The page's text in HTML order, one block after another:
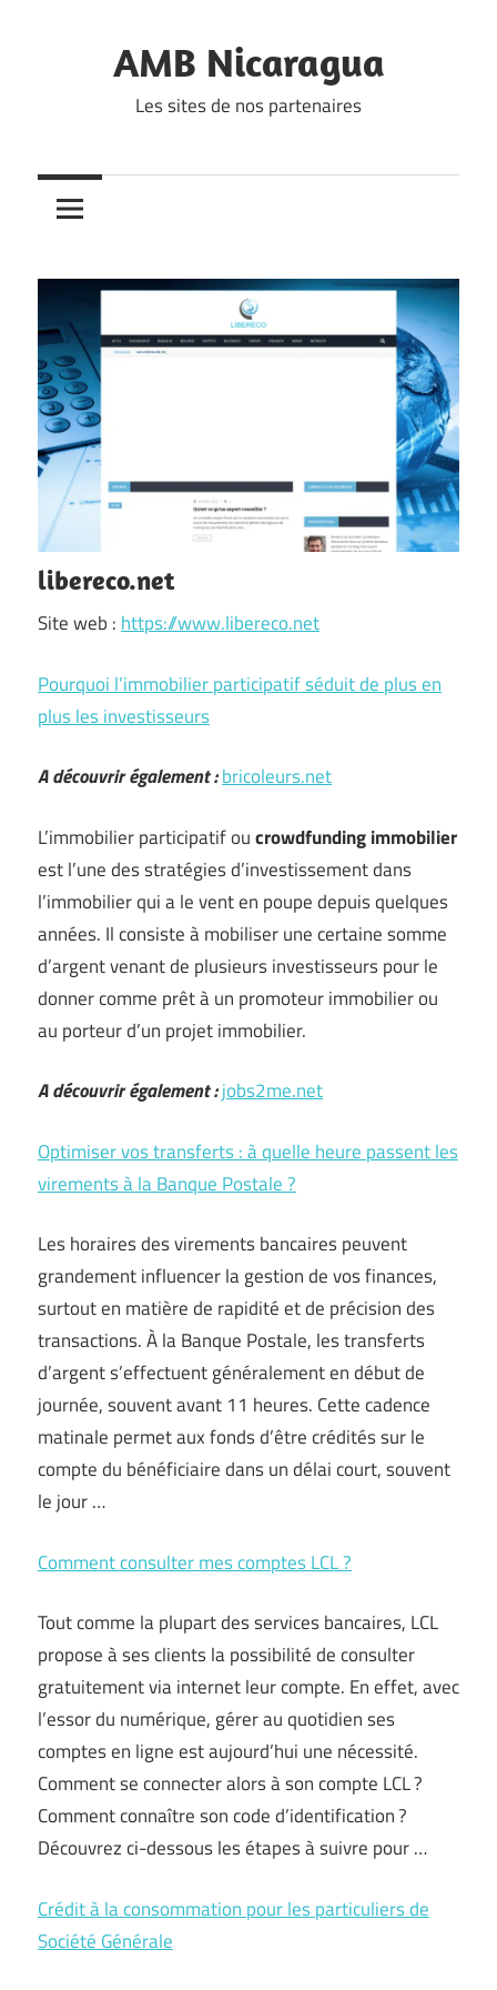
AMB Nicaragua
Les sites de nos partenaires
libereco.net
Site web : https://www.libereco.net
Pourquoi l’immobilier participatif séduit de plus en
plus les investisseurs
A découvrir également :bricoleurs.net
L’immobilier participatif oucrowdfunding immobilier
est l’une des stratégies d’investissement dans
l’immobilier qui a le vent en poupe depuis quelques
années. Il consiste à mobiliser une certaine somme
d’argent venant de plusieurs investisseurs pour le
donner comme prêt à un promoteur immobilier ou
au porteur d’un projet immobilier.
A découvrir également :jobs2me.net
Optimiser vos transferts : à quelle heure passent les
virements à la Banque Postale ?
Les horaires des virements bancaires peuvent
grandement influencer la gestion de vos finances,
surtout en matière de rapidité et de précision des
transactions. À la Banque Postale, les transferts
d’argent s’effectuent généralement en début de
journée, souvent avant 11 heures. Cette cadence
matinale permet aux fonds d’être crédités sur le
compte du bénéficiaire dans un délai court, souvent
le jour …
Comment consulter mes comptes LCL ?
Tout comme la plupart des services bancaires, LCL
propose à ses clients la possibilité de consulter
gratuitement via internet leur compte. En effet, avec
l’essor du numérique, gérer au quotidien ses
comptes en ligne est aujourd’hui une nécessité.
Comment se connecter alors à son compte LCL ?
Comment connaître son code d’identification ?
Découvrez ci-dessous les étapes à suivre pour …
Crédit à la consommation pour les particuliers de
Société Générale